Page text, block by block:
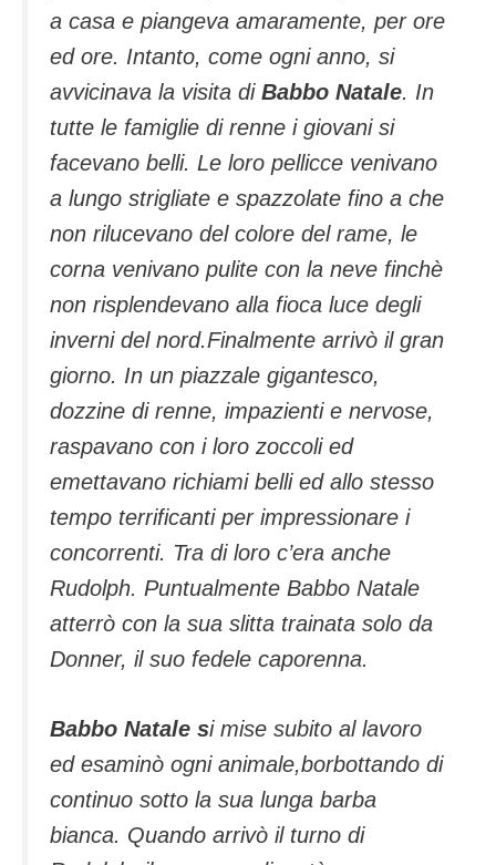
a casa e piangeva amaramente, per ore
ed ore. Intanto, come ogni anno, si
avvicinava la visita di Babbo Natale. In
tutte le famiglie di renne i giovani si
facevano belli. Le loro pellicce venivano
a lungo strigliate e spazzolate fino a che
non rilucevano del colore del rame, le
corna venivano pulite con la neve finchè
non risplendevano alla fioca luce degli
inverni del nord.Finalmente arrivò il gran
giorno. In un piazzale gigantesco,
dozzine di renne, impazienti e nervose,
raspavano con i loro zoccoli ed
emettavano richiami belli ed allo stesso
tempo terrificanti per impressionare i
concorrenti. Tra di loro c’era anche
Rudolph. Puntualmente Babbo Natale
atterrò con la sua slitta trainata solo da
Donner, il suo fedele caporenna.
Babbo Natale si mise subito al lavoro
ed esaminò ogni animale,borbottando di
continuo sotto la sua lunga barba
bianca. Quando arrivò il turno di